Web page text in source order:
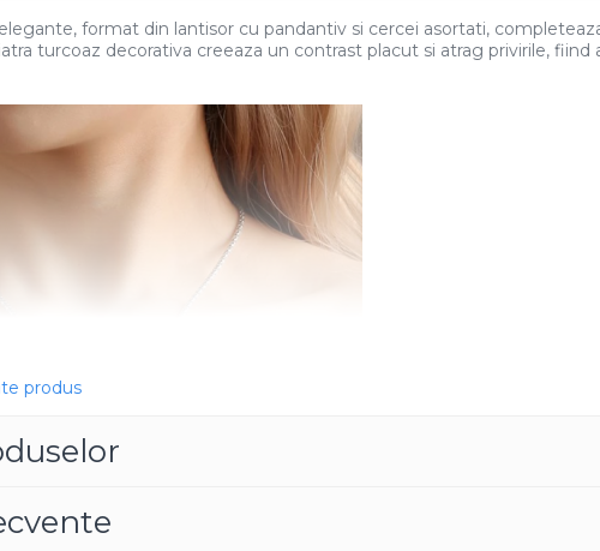
format din lantisor cu pandantiv si cercei asortati,
turcoaz decorativa creeaza un contrast placut si atrag privirile,
produs